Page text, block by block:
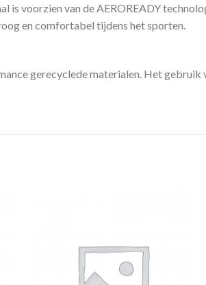
is voorzien van de AEROREADY
en comfortabel tijdens het sporten.
gerecyclede materialen. Het gebruik